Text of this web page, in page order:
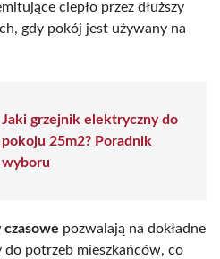
ciepło przez dłuższy
gdy pokój jest używany na
Jaki grzejnik elektryczny do
pokoju 25m2? Poradnik
wyboru
pozwalają na dokładne
potrzeb mieszkańców, co